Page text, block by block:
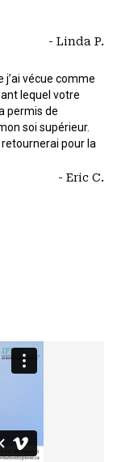
- Linda P.
vécue comme
lequel votre
permis de
soi supérieur.
retournerai pour la
- Eric C.